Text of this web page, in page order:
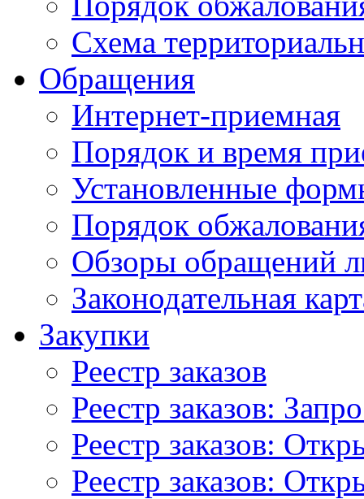
Схема
Обращения
Интернет-приемная
Порядок и время
Установленные
Порядок
Обзоры обращений
Законодательная
Закупки
Реестр заказов
Реестр заказов:
Реестр заказов:
Реестр заказов: